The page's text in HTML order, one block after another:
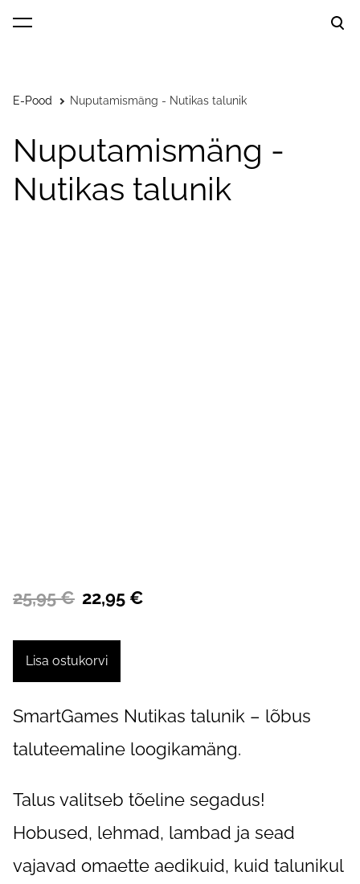
lisati ostukorvi.
E-Pood Nuputamismäng - Nutikas talunik
Nuputamismäng -
Nutikas talunik
25,95 € 22,95 €
Lisa ostukorvi
SmartGames Nutikas talunik – lõbus
taluteemaline loogikamäng.
Talus valitseb tõeline segadus!
Hobused, lehmad, lambad ja sead
vajavad omaette aedikuid, kuid talunikul